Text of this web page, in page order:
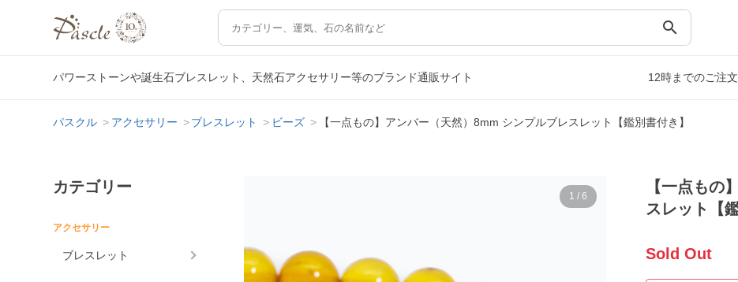
search
パワーストーンや誕生石ブレスレット、天然石アクセサリー等のブランド通販サイト 12時までのご注
パスクル アクセサリー ブレスレット ビーズ 【一点もの】アンバー（天然）8mm シンプルブレスレット【鑑別書付き】
カテゴリー
アクセサリー
ブレスレット
1 / 6
【一点もの
スレット【
Sold Out